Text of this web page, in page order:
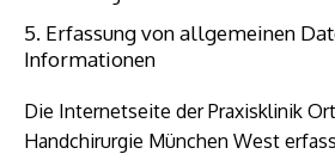
5. Erfassung von allgemeinen
Informationen
Die Internetseite der Praxisklinik
Handchirurgie München West